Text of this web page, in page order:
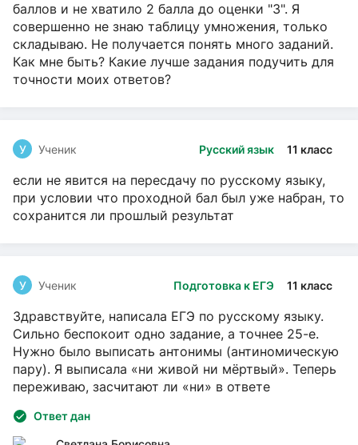
баллов и не хватило 2 балла до оценки "3". Я
совершенно не знаю таблицу умножения, только
складываю. Не получается понять много заданий.
Как мне быть? Какие лучше задания подучить для
точности моих ответов?
Русский язык 11 класс
У Ученик
если не явится на пересдачу по русскому языку,
при условии что проходной бал был уже набран, то
сохранится ли прошлый результат
Подготовка к ЕГЭ 11 класс
У Ученик
Здравствуйте, написала ЕГЭ по русскому языку.
Сильно беспокоит одно задание, а точнее 25-е.
Нужно было выписать антонимы (антиномическую
пару). Я выписала «ни живой ни мёртвый». Теперь
переживаю, засчитают ли «ни» в ответе
Ответ дан